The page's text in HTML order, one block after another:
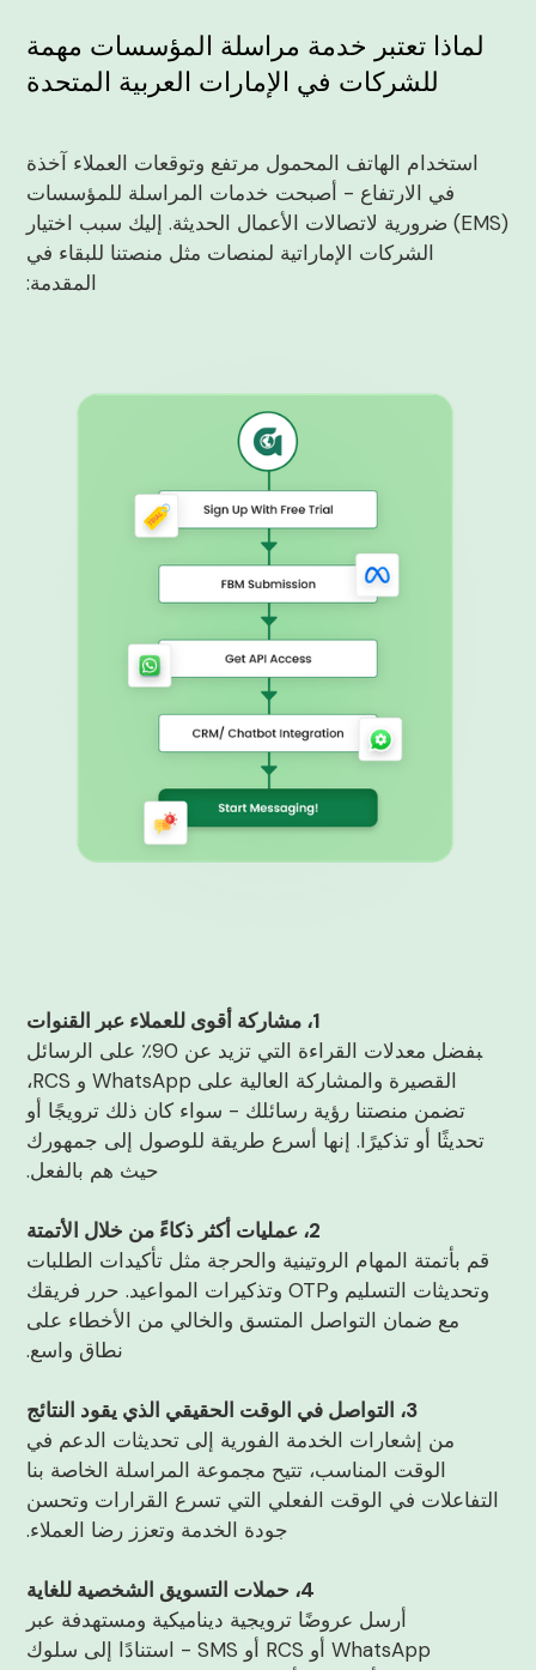
لماذا تعتبر خدمة مراسلة المؤسسات مهمة
للشركات في الإمارات العربية المتحدة
استخدام الهاتف المحمول مرتفع وتوقعات العملاء آخذة
في الارتفاع - أصبحت خدمات المراسلة للمؤسسات
(EMS) ضرورية لاتصالات الأعمال الحديثة. إليك سبب اختيار
الشركات الإماراتية لمنصات مثل منصتنا للبقاء في
المقدمة:
1، مشاركة أقوى للعملاء عبر القنوات
بفضل معدلات القراءة التي تزيد عن 90٪ على الرسائل
القصيرة والمشاركة العالية على WhatsApp و RCS،
تضمن منصتنا رؤية رسائلك - سواء كان ذلك ترويجًا أو
تحديثًا أو تذكيرًا. إنها أسرع طريقة للوصول إلى جمهورك
حيث هم بالفعل.
2، عمليات أكثر ذكاءً من خلال الأتمتة
قم بأتمتة المهام الروتينية والحرجة مثل تأكيدات الطلبات
وتحديثات التسليم وOTP وتذكيرات المواعيد. حرر فريقك
مع ضمان التواصل المتسق والخالي من الأخطاء على
نطاق واسع.
3، التواصل في الوقت الحقيقي الذي يقود النتائج
من إشعارات الخدمة الفورية إلى تحديثات الدعم في
الوقت المناسب، تتيح مجموعة المراسلة الخاصة بنا
التفاعلات في الوقت الفعلي التي تسرع القرارات وتحسن
جودة الخدمة وتعزز رضا العملاء.
4، حملات التسويق الشخصية للغاية
أرسل عروضًا ترويجية ديناميكية ومستهدفة عبر
WhatsApp أو RCS أو SMS - استنادًا إلى سلوك